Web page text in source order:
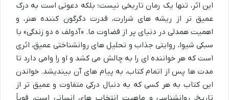
این اثر، تنها یک رمان تاریخی نیست؛ بلکه دعوتی است به درک
عمیق تر از ریشه های شرارت، قدرت دگرگون کننده هنر، و
اهمیت همدلی در دنیای پر از قضاوت ما. «آدولف ه دو زندگی» با
سبکی شیوا، روایتی جذاب و تحلیل های روانشناختی عمیق، اثری
است که هر خواننده ای را به چالش می کشد و او را وامی دارد تا
مدت ها پس از اتمام کتاب، به پیام های آن بیندیشد. خواندن
این کتاب به هر کسی که به دنبال درکی متفاوت و عمیق تر از
تاریخ، روانشناسی و ماهیت انتخاب های انسانی است، قویاً